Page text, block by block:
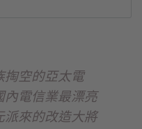
掏空的亞太電
內電信業最漂亮
派來的改造大將